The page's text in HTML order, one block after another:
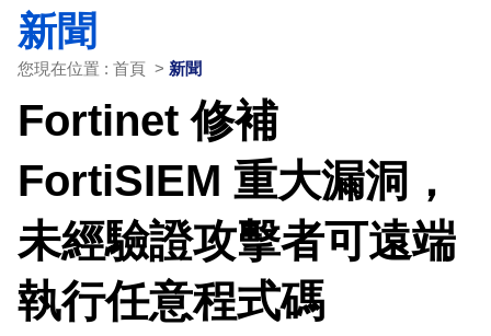
新聞
您現在位置 : 首頁 > 新聞
Fortinet 修補
FortiSIEM 重大漏洞，
未經驗證攻擊者可遠端
執行任意程式碼